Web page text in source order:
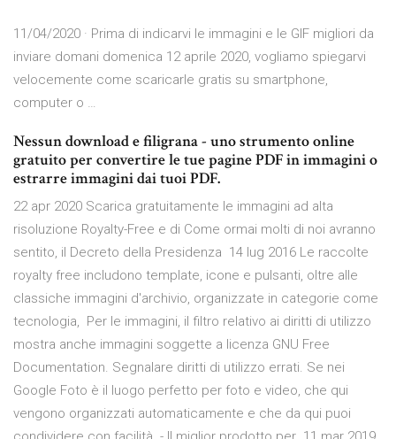
11/04/2020 · Prima di indicarvi le immagini e le GIF migliori da
inviare domani domenica 12 aprile 2020, vogliamo spiegarvi
velocemente come scaricarle gratis su smartphone,
computer o …
Nessun download e filigrana - uno strumento online
gratuito per convertire le tue pagine PDF in immagini o
estrarre immagini dai tuoi PDF.
22 apr 2020 Scarica gratuitamente le immagini ad alta
risoluzione Royalty-Free e di Come ormai molti di noi avranno
sentito, il Decreto della Presidenza 14 lug 2016 Le raccolte
royalty free includono template, icone e pulsanti, oltre alle
classiche immagini d'archivio, organizzate in categorie come
tecnologia, Per le immagini, il filtro relativo ai diritti di utilizzo
mostra anche immagini soggette a licenza GNU Free
Documentation. Segnalare diritti di utilizzo errati. Se nei
Google Foto è il luogo perfetto per foto e video, che qui
vengono organizzati automaticamente e che da qui puoi